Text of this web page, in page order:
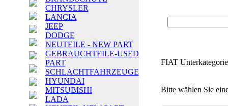
CHRYSLER
LANCIA
JEEP
DODGE
NEUTEILE - NEW PART
GEBRAUCHTEILE-USED
PART
SCHLACHTFAHRZEUGE
HYUNDAI
MITSUBISHI
LADA
FIAT
Bitte wählen Sie